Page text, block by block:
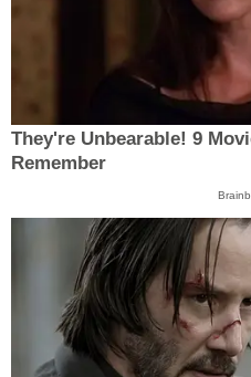
They're Unbearable! 9
Remember